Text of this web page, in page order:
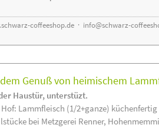
coffeeshop.de · info@schwarz-
Genuß von heimischem
Haustür, unterstüzt.
Hof: Lammfleisch (1/2+ganze)
bei Metzgerei Renner,